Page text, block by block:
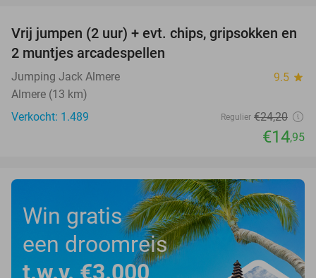
38%
Vrij jumpen (2 uur) + evt. chips, gripsokken en
2 muntjes arcadespellen
Jumping Jack Almere 9.5 star
Almere (13 km)
Verkocht: 1.489
Regulier €24,20
€14,95
Win gratis
een droomreis
t.w.v. €3.000